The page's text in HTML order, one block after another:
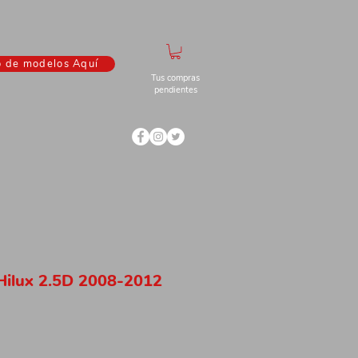
de modelos Aquí
Tus compras
pendientes
2.5D 2008-2012